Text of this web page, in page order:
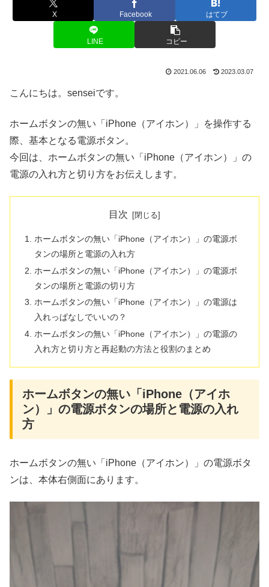
X Facebook はてブ
LINE コピー
2021.06.06 2023.03.07
こんにちは。senseiです。
ホームボタンの無い「iPhone（アイホン）」を操作する
際、基本となる電源ボタン。
今回は、ホームボタンの無い「iPhone（アイホン）」の
電源の入れ方と切り方をお伝えします。
目次
ホームボタンの無い「iPhone（アイホン）」の電源ボ
タンの場所と電源の入れ方
ホームボタンの無い「iPhone（アイホン）」の電源ボ
タンの場所と電源の切り方
ホームボタンの無い「iPhone（アイホン）」の電源は
入れっぱなしでいいの？
ホームボタンの無い「iPhone（アイホン）」の電源の
入れ方と切り方と再起動の方法と役割のまとめ
ホームボタンの無い「iPhone（アイホ
ン）」の電源ボタンの場所と電源の入れ
方
ホームボタンの無い「iPhone（アイホン）」の電源ボタ
ンは、本体右側面にあります。